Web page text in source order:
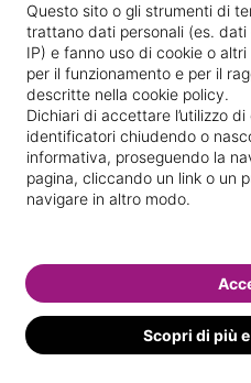
Vive aIrsina
Specializzata in
Vedi le
RAFFAELE
Questo sito o gli strumenti di
trattano dati personali (es.
IP) e fanno uso di cookie o
per il funzionamento e per il
descritte nella cookie policy.
Dichiari di accettare l’utilizzo
identificatori chiudendo o
informativa, proseguendo la
pagina, cliccando un link o un
navigare in altro modo.
Scopri di più